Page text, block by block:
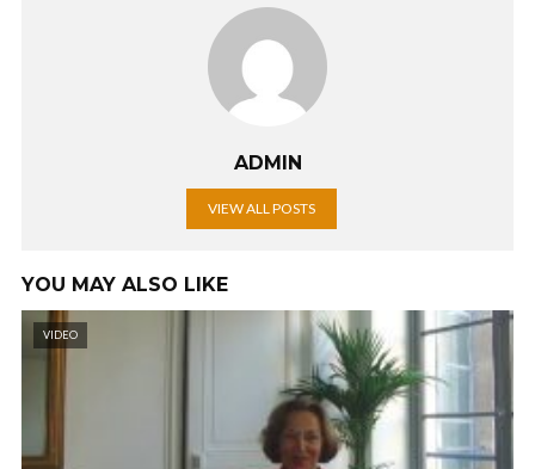
ADMIN
VIEW ALL POSTS
YOU MAY ALSO LIKE
VIDEO